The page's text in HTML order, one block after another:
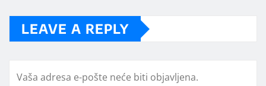
LEAVE A REPLY
Vaša adresa e-pošte neće biti objavljena.